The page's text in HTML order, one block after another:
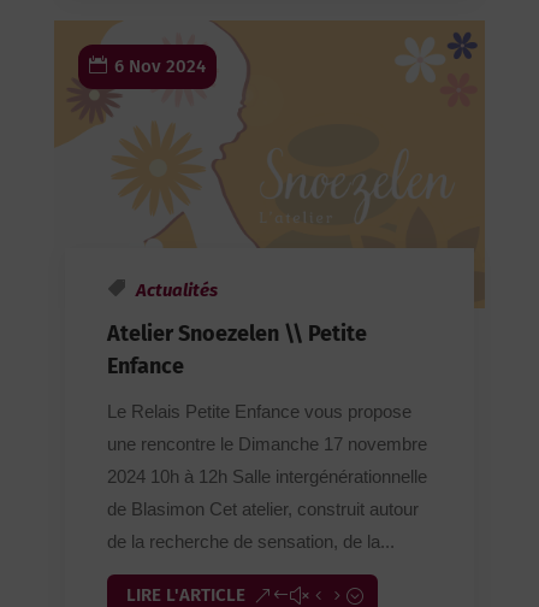
6 Nov 2024
Actualités
Atelier Snoezelen \\ Petite
Enfance
Le Relais Petite Enfance vous propose
une rencontre le Dimanche 17 novembre
2024 10h à 12h Salle intergénérationnelle
de Blasimon Cet atelier, construit autour
de la recherche de sensation, de la...
LIRE L'ARTICLE